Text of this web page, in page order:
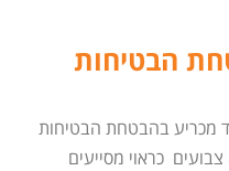
הבטיחות
מכריע בהבטחת הבטיחות
כראוי מסייעים